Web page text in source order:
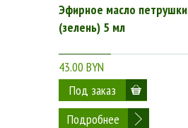
Эфирное масло петрушки
(зелень) 5 мл
43.00 BYN
Подробнее